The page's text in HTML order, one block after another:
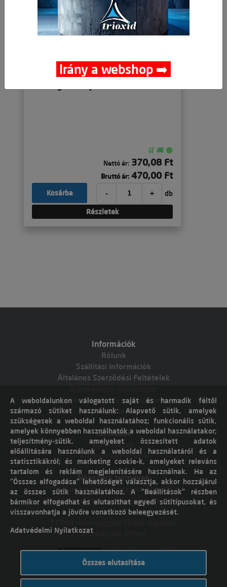
🛒 🚚 🟢
Nettó ár: 370,08 Ft
Bruttó ár: 470,00 Ft
- + db
Kosárba
Részletek
Információk
Rólunk
Szállítási információk
Általános Szerződési Feltételek
Online vitarendezési platform
Elállás
Termékek
Újdonságok
Kiemelt ajánlataink
Népszerű termékek
TYTAN vegyi dübel ragasztó EVI. 300ml
Molnárkocsi kerékhez belső gumi 4,10 /
3,50-4"
pisztolyhab 870ml
A weboldalunkon válogatott saját és harmadik féltől
származó sütiket használunk: Alapvető sütik, amelyek
szükségesek a weboldal használatához; funkcionális sütik,
amelyek könnyebben használhatók a weboldal használatakor;
teljesítmény-sütik, amelyeket összesített adatok
előállítására használunk a weboldal használatáról és a
statisztikákról; és marketing cookie-k, amelyeket releváns
tartalom és reklám megjelenítésére használnak. Ha az
"Összes elfogadása" lehetőséget választja, akkor hozzájárul
az összes sütik használatához. A "Beállítások" részben
bármikor elfogadhat és elutasíthat egyedi sütitípusokat, és
visszavonhatja a jövőre vonatkozó beleegyezését.
Adatvédelmi Nyilatkozat
Összes elutasítása
Irány a webshop ➡️